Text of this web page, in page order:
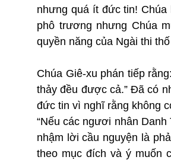
nhưng quá ít đức tin!
phô trương nhưng Chúa
quyền năng của Ngài thi
Chúa Giê-xu phán tiếp
thảy đều được cả.” Đã có
đức tin vì nghĩ rằng không
“Nếu các ngươi nhân
nhậm lời cầu nguyện là
theo mục đích và ý muốn